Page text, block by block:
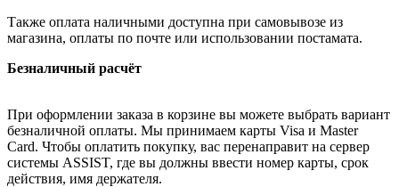
Также оплата наличными доступна при самовывозе из
магазина, оплаты по почте или использовании постамата.
Безналичный расчёт
При оформлении заказа в корзине вы можете выбрать вариант
безналичной оплаты. Мы принимаем карты Visa и Master
Card. Чтобы оплатить покупку, вас перенаправит на сервер
системы ASSIST, где вы должны ввести номер карты, срок
действия, имя держателя.